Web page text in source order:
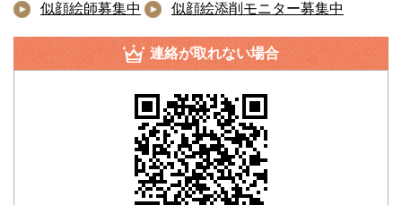
似顔絵師募集中 似顔絵添削モニター募集中
連絡が取れない場合